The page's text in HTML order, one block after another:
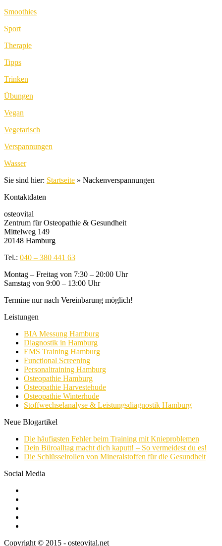
Smoothies
Sport
Therapie
Tipps
Trinken
Übungen
Vegan
Vegetarisch
Verspannungen
Wasser
Sie sind hier: Startseite » Nackenverspannungen
Kontaktdaten
osteovital
Zentrum für Osteopathie & Gesundheit
Mittelweg 149
20148 Hamburg
Tel.: 040 – 380 441 63
Montag – Freitag von 7:30 – 20:00 Uhr
Samstag von 9:00 – 13:00 Uhr
Termine nur nach Vereinbarung möglich!
Leistungen
BIA Messung Hamburg
Diagnostik in Hamburg
EMS Training Hamburg
Functional Screening
Personaltraining Hamburg
Osteopathie Hamburg
Osteopathie Harvestehude
Osteopathie Winterhude
Stoffwechselanalyse & Leistungsdiagnostik Hamburg
Neue Blogartikel
Die häufigsten Fehler beim Training mit Knieproblemen
Dein Büroalltag macht dich kaputt! – So vermeidest du es!
Die Schlüsselrollen von Mineralstoffen für die Gesundheit
Social Media
Copyright © 2015 - osteovital.net